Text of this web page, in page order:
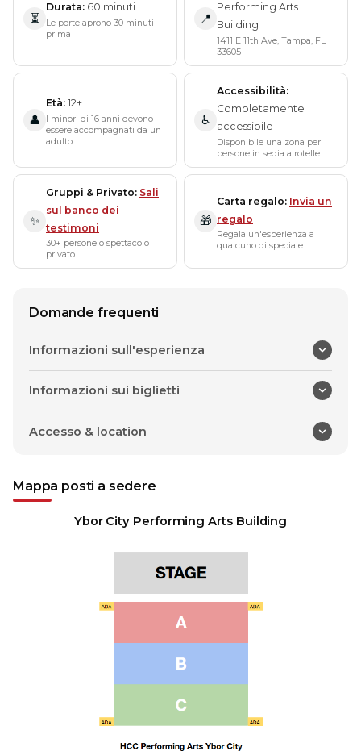
⏳
Durata 60 minuti
Le porte aprono 30 minuti
prima
📍
Performing Arts
Building
1411 E 11th Ave, Tampa, FL
33605
👤
Età 12+
I minori di 16 anni devono
essere accompagnati da un
adulto
♿
Accessibilità
Completamente
accessibile
Disponibile una zona per
persone in sedia a rotelle
✨
Gruppi & Privato Sali
sul banco dei
testimoni
30+ persone o spettacolo
privato
🎁
Carta regalo Invia un
regalo
Regala un'esperienza a
qualcuno di speciale
Domande frequenti
Informazioni sull'esperienza
Informazioni sui biglietti
Accesso & location
Mappa posti a sedere
Ybor City Performing Arts Building